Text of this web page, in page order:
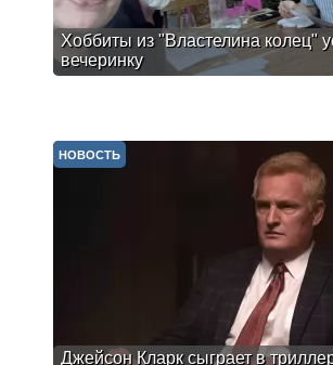
Хоббиты из "Властелина колец"
вечеринку
Джейсон Кларк сыграет в
НОВОСТЬ